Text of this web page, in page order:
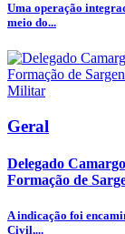
Uma operação
meio do...
Geral
Delegado
Formação de
A indicação foi
Civil,...